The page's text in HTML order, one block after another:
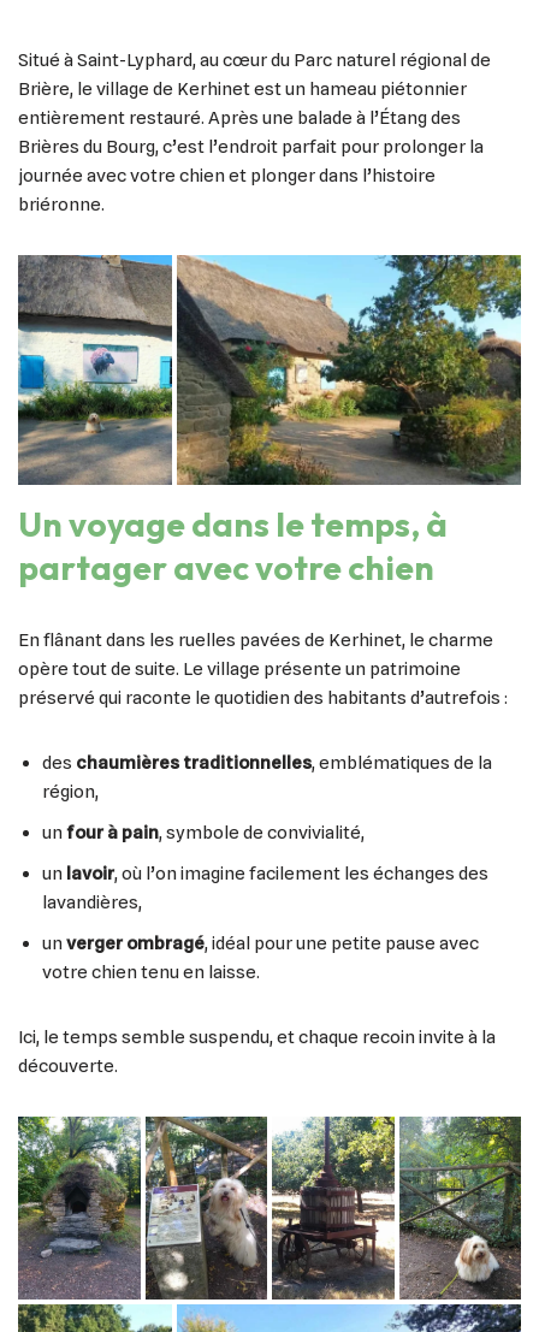
Situé à Saint-Lyphard, au cœur du Parc naturel régional de
Brière, le village de Kerhinet est un hameau piétonnier
entièrement restauré. Après une balade à l’Étang des
Brières du Bourg, c’est l’endroit parfait pour prolonger la
journée avec votre chien et plonger dans l’histoire
briéronne.
Un voyage dans le temps, à
partager avec votre chien
En flânant dans les ruelles pavées de Kerhinet, le charme
opère tout de suite. Le village présente un patrimoine
préservé qui raconte le quotidien des habitants d’autrefois :
des chaumières traditionnelles, emblématiques de la
région,
unfour à pain, symbole de convivialité,
un lavoir, où l’on imagine facilement les échanges des
lavandières,
unverger ombragé, idéal pour une petite pause avec
votre chien tenu en laisse.
Ici, le temps semble suspendu, et chaque recoin invite à la
découverte.